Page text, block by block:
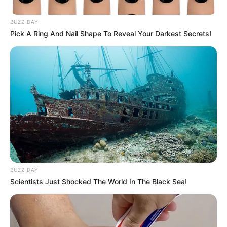
buenos, bonitos y baratos para disfrutar con el parche
BUZZ DAY
Pick A Ring And Nail Shape To Reveal Your Darkest Secrets!
BUZZ DAY
Scientists Just Shocked The World In The Black Sea!